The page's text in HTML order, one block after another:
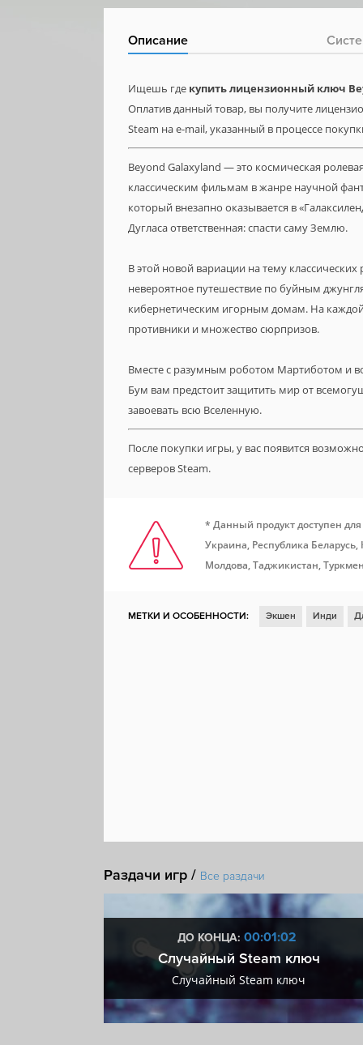
Описание
Ищешь где купить лицензионный ключ
Оплатив данный товар, вы получите
Steam на e-mail, указанный в процессе
Beyond Galaxyland — это космическая
классическим фильмам в жанре научной
который внезапно оказывается в
Дугласа ответственная: спасти саму Землю.
В этой новой вариации на тему
невероятное путешествие по буйным
кибернетическим игорным домам. На
противники и множество сюрпризов.
Вместе с разумным роботом Мартиботом и
Бум вам предстоит защитить мир от
завоевать всю Вселенную.
После покупки игры, у вас появится
серверов Steam.
* Данный продукт доступен
Украина, Республика
Молдова, Таджикистан,
МЕТКИ И ОСОБЕННОСТИ: Экшен Инди
Раздачи игр / Все раздачи
ДО КОНЦА: 00:01:02
Случайный Steam ключ
Случайный Steam ключ